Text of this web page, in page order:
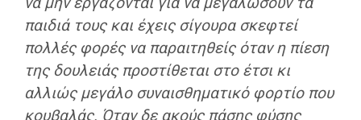
παιδιά τους και έχεις σίγουρα σκεφτεί
πολλές φορές να παραιτηθείς όταν η πίεση
της δουλειάς προστίθεται στο έτσι κι
αλλιώς μεγάλο συναισθηματικό φορτίο που
κουβαλάς. Όταν δε ακούς πάσης φύσης